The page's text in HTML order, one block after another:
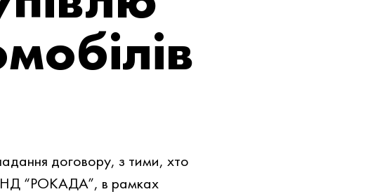
договору, з тими, хто
“РОКАДА”, в рамках